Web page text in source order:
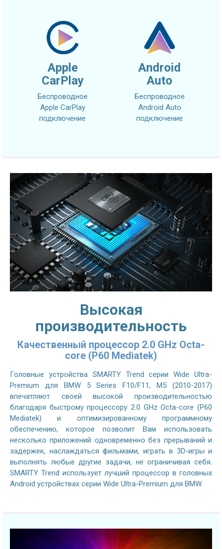
Apple
CarPlay
Беспроводное
Apple CarPlay
подключение
Android
Auto
Беспроводное
Android Auto
подключение
Высокая
производительность
Качественный процессор 2.0 GHz Octa-
core (P60 Mediatek)
Головные устройства SMARTY Trend серии Wide Ultra-
Premium для BMW 5 Series F10/F11, M5 (2010-2017)
впечатляют своей высокой производительностью
благодаря быстрому процессору 2.0 GHz Octa-core (P60
Mediatek) и оптимизированному программному
обеспечению, которое позволит Вам использовать
несколько приложений одновременно без прерываний и
задержек, наслаждаться фильмами, играть в 3D-игры и
выполнять любые другие задачи, не ограничивая себя.
SMARTY Trend использует лучший процессор в головных
Android устройствах серии Wide Ultra-Premium для BMW.